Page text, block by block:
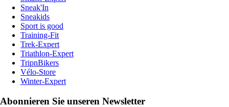
Sneak'In
Sneakids
Sport is good
Training-Fit
Trek-Expert
Triathlon-Expert
TripnBikers
Vélo-Store
Winter-Expert
Abonnieren Sie unseren Newsletter